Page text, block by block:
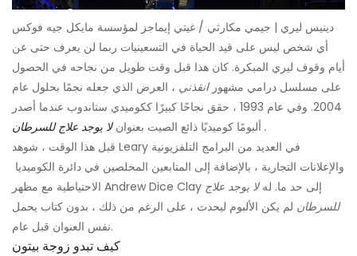
دينيس ليري | جيمي مكارثي / غيتي إيماجز لمؤسسة مايكل جيه فوكس
أي شخص ليس على قيد الحياة في التسعينيات ربما لن يعرف حتى عن
أيام وقوف ليري المبكرة. كان هذا قبل وقت طويل من نجاحه في الحصول
على مسلسل درامي مشهورانقذني ، العرض الذي جعله نجمًا بحلول عام
2004. وفي عام 1993 ، حقق نجاحًا كبيرًا ككوميدي ستاندوب عندما أصدر
ألبومًا كوميديًا ذائع الصيت بعنوانلا يوجد علاج للسرطان
.
قبل هذا الوقت ، شوهد Leary في العديد من البرامج التلفزيونية
والإعلانات التجارية ، بالإضافة إلى المتابعين المخلصين في دائرة الكوميديا ​​
الاحتياطية مع مظهر Andrew Dice Clay إلى حد ما. لهلا يوجد علاج
للسرطان لم يكن الألبوم ليحدث ، على الرغم من ذلك ، بدون كتاب يحمل
نفس العنوان قبل عام.
كيف تبدو زوجة بيتون